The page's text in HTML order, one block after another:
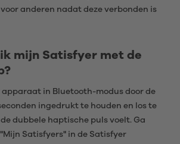
anderen nadat deze verbonden is
ik mijn Satisfyer met de
in Bluetooth-modus door de
ingedrukt te houden en los te
dubbele haptische puls voelt. Ga
Satisfyers" in de Satisfyer